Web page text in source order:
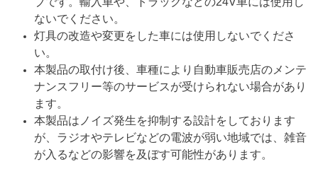
ないでください。
灯具の改造や変更をした車には使用しないでくださ
い。
本製品の取付け後、車種により自動車販売店のメンテ
ナンスフリー等のサービスが受けられない場合があり
ます。
本製品はノイズ発生を抑制する設計をしております
が、ラジオやテレビなどの電波が弱い地域では、雑音
が入るなどの影響を及ぼす可能性があります。